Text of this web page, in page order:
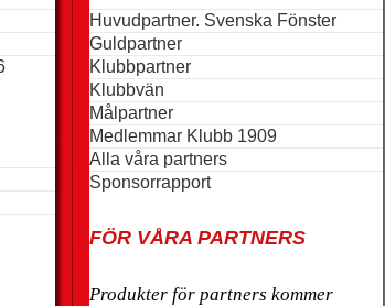
Huvudpartner. Svenska Fönster
Guldpartner
Klubbpartner
Klubbvän
Målpartner
Medlemmar Klubb 1909
Alla våra partners
Sponsorrapport
FÖR VÅRA PARTNERS
Produkter för partners kommer